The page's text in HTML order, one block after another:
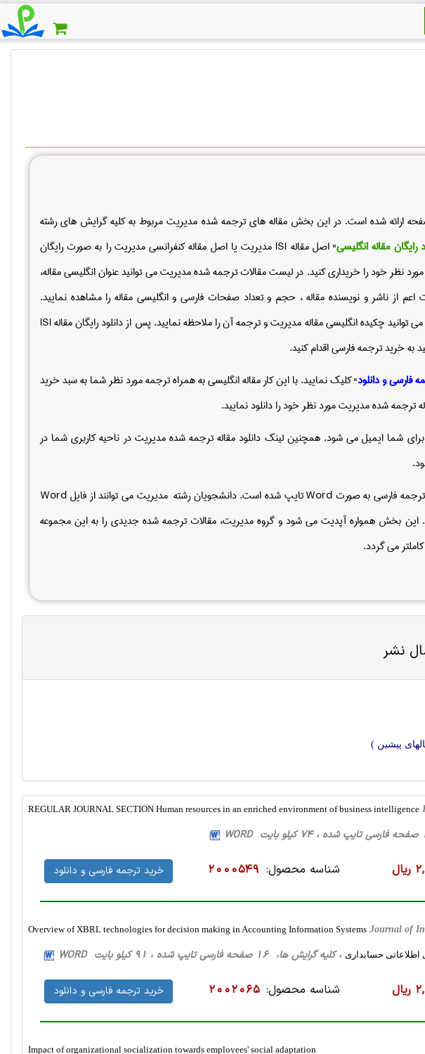
ارائه شده است. در این بخش مقاله های ترجمه شده مدیریت مربوط به کلیه گرایش های رشته
رایگان مقاله انگلیسی" اصلمقاله ISI مدیریت یا اصل مقاله کنفرانسی مدیریت را به صورت رایگان
نظر خود را خریداری کنید. در لیست مقالات ترجمه شده مدیریت می توانید عنوان انگلیسی مقاله،
از ناشر و نویسنده مقاله ، حجم و تعداد صفحات فارسی و انگلیسی مقاله را مشاهده نمایید.
توانید چکیده انگلیسی مقاله مدیریت و ترجمه آن را ملاحظه نمایید. پس از دانلود رایگان مقالهISI
خرید ترجمه فارسی اقدام کنید.
فارسی و دانلود" کلیک نمایید. با این کار مقاله انگلیسی به همراه ترجمه مورد نظر شما به سبد خرید
ترجمه شده مدیریت مورد نظر خود را دانلود نمایید.
شما ایمیل می شود. همچنین لینک دانلود مقاله ترجمه شده مدیریت در ناحیه کاربری شما در
فارسی به صورتWordتایپ شده است. دانشجویان رشته مدیریت می توانند از فایلWord
این بخش همواره آپدیت می شود و گروه مدیریت، مقالات ترجمه شده جدیدی را به این مجموعه
می گردد.
نشر
REGULAR JOURNAL SECTION Human resources in an enriched environment of business intelligence
شناسه محصول: 2000549 خرید ترجمه فارسی و دانلود
Overview of XBRL technologies for decision making in Accounting Information Systems Journal of
، کلیه گرایش ها، 16 صفحه فارسی تایپ شده ، 91 کیلو بایت WORD
شناسه محصول: 2002065 خرید ترجمه فارسی و دانلود
Impact of organizational socialization towards employees' social adaptation